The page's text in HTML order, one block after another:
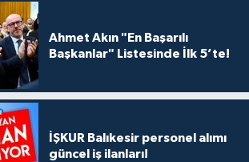
Ahmet Akın "En Başarılı
Başkanlar" Listesinde İlk 5’te!
İŞKUR Balıkesir personel alımı
güncel iş ilanları!